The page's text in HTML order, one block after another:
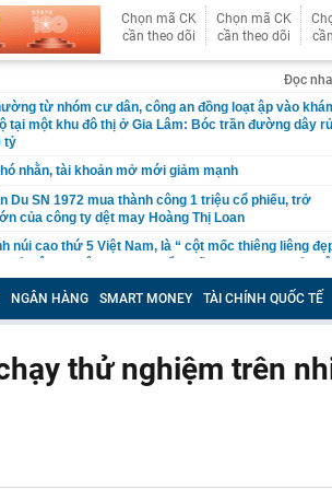
Chọn mã CK
cần theo dõi
Chọn mã CK
cần theo dõi
Đọc
từ nhóm cư dân, công an đồng loạt ập vào
tại một khu đô thị ở Gia Lâm: Bóc trần đường dây
tỷ
nhằn, tài khoản mở mới giảm mạnh
Du SN 1972 mua thành công 1 triệu cổ phiếu, trở
của công ty dệt may Hoàng Thị Loan
núi cao thứ 5 Việt Nam, là “ cột mốc thiêng liêng
thống y khoa tư nhân sở hữu 14 bệnh viện, 2.900
được vinh danh "Hệ thống Y khoa tốt nhất Việt
bị HoSE cắt margin trong tháng 8
Việt thu hơn 1 tỷ USD ở nước ngoài trong nửa đầu
tăng hơn 120%
dự phóng VN-Index có thể chạm mốc 1.885
8
NGÂN HÀNG SMART MONEY TÀI CHÍNH QUỐC TẾ
thử nghiệm trên